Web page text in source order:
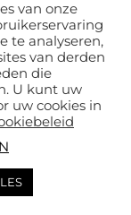
van onze
te analyseren,
van derden
die
U kunt uw
uw cookies in